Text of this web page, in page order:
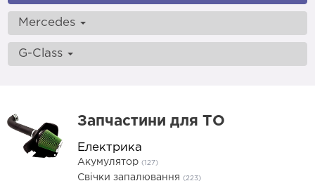
Mercedes
G-Class
Запчастини для ТО
Електрика
Акумулятор (127)
Свічки запалювання (223)